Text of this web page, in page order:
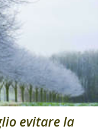
evitare la